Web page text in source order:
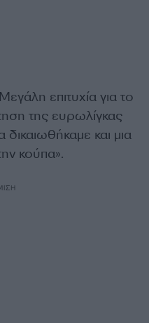
επιτυχία για το
της ευρωλίγκας
δικαιωθήκαμε και μια
κούπα».